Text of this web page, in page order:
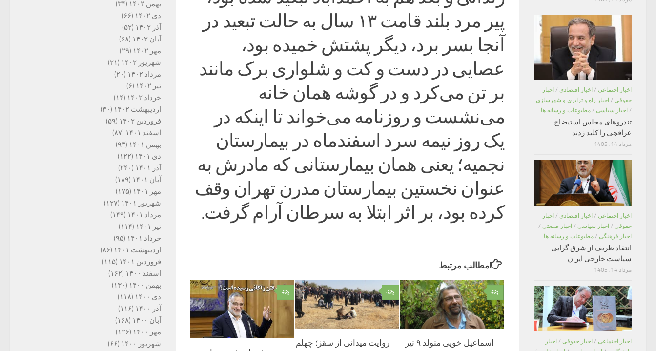
پیر مرد بلند قامت ۱۳ سال به حالت تبعید در
آنجا بسر برد، دیگر پشتش خمیده بود،
عصایی در دست و کت و شلواری برک مانند
بر تن می‌کرد و در گوشه همان خانه
می‌نشست و روزنامه می‌خواند تا اینکه در
یک روز نیمه سرد اسفندماه در بیمارستان
نجمیه؛ یعنی همان بیمارستانی که مادرش به
عنوان نخستین بیمارستان مدرن تهران وقف
کرده بود، بر اثر ابتلا به سرطان آرام گرفت.
مطالب مرتبط
۰ ۰
روایت میدانی از سقز؛ چهلم
۰
اسماعیل خویی متولد ۹ تیر
بهمن ۱۴۰۲
(۳۴)
دی ۱۴۰۲
(۶۶)
آذر ۱۴۰۲
(۵۲)
آبان ۱۴۰۲
(۶۸)
مهر ۱۴۰۲
(۲۹)
شهریور ۱۴۰۲
(۲۱)
مرداد ۱۴۰۲
(۲۰)
تیر ۱۴۰۲
(۶)
خرداد ۱۴۰۲
(۱۴)
اردیبهشت ۱۴۰۲
(۳۰)
فروردین ۱۴۰۲
(۵۹)
اسفند ۱۴۰۱
(۸۷)
بهمن ۱۴۰۱
(۹۳)
دی ۱۴۰۱
(۱۲۲)
آذر ۱۴۰۱
(۲۴۰)
آبان ۱۴۰۱
(۱۸۹)
مهر ۱۴۰۱
(۱۷۵)
شهریور ۱۴۰۱
(۱۲۷)
مرداد ۱۴۰۱
(۱۴۹)
تیر ۱۴۰۱
(۱۱۴)
خرداد ۱۴۰۱
(۹۵)
اردیبهشت ۱۴۰۱
(۸۶)
فروردین ۱۴۰۱
(۱۱۵)
اسفند ۱۴۰۰
(۱۶۲)
بهمن ۱۴۰۰
(۱۳۰)
دی ۱۴۰۰
(۱۱۸)
آذر ۱۴۰۰
(۱۱۶)
آبان ۱۴۰۰
(۱۶۸)
مهر ۱۴۰۰
(۱۲۶)
شهریور ۱۴۰۰
(۶۶)
اخبار اجتماعی / اخبار اقتصادی / اخبار
حقوقی / اخبار راه و ترابری و شهرسازی
/ اخبار سیاسی / مطبوعات و رسانه ها
تندروهای مجلس استیضاح
عراقچی را کلید زدند
مرداد 14, 1405
اخبار اجتماعی / اخبار اقتصادی / اخبار
حقوقی / اخبار سیاسی / اخبار صنعتی /
اخبار فرهنگی / مطبوعات و رسانه ها
انتقاد ظریف از شرق گرایی
سیاست خارجی ایران
مرداد 14, 1405
اخبار اجتماعی / اخبار حقوقی / اخبار